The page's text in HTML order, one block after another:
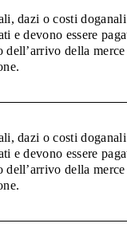
dazi o costi doganali
e devono essere
dell’arrivo della merce
dazi o costi doganali
e devono essere
dell’arrivo della merce